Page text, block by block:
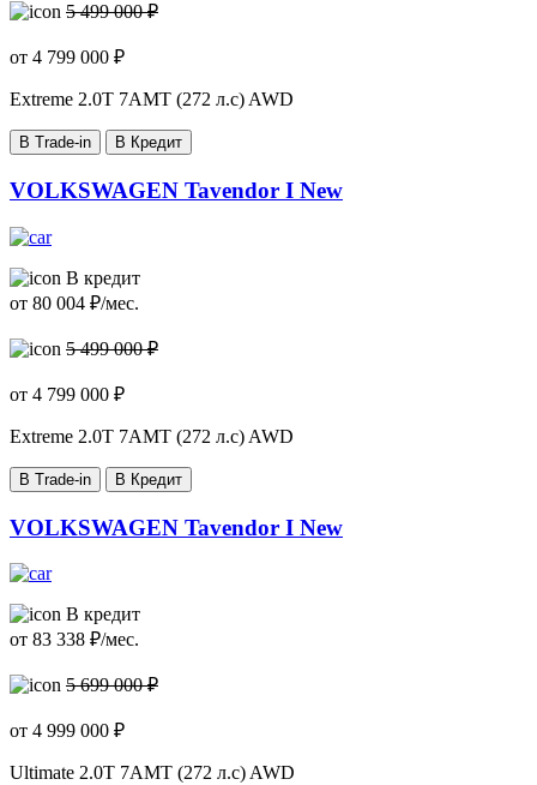
5 499 000 ₽
от 4 799 000 ₽
Extreme 2.0T 7AMT (272 л.с) AWD
В Trade-in В Кредит
VOLKSWAGEN Tavendor I New
В кредит
от 80 004 ₽/мес.
5 499 000 ₽
от 4 799 000 ₽
Extreme 2.0T 7AMT (272 л.с) AWD
В Trade-in В Кредит
VOLKSWAGEN Tavendor I New
В кредит
от 83 338 ₽/мес.
5 699 000 ₽
от 4 999 000 ₽
Ultimate 2.0T 7AMT (272 л.с) AWD